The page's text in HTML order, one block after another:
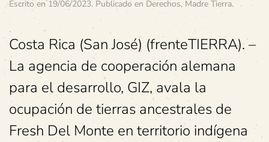
Escrito en19/06/2023. Publicado en Derechos, Madre Tierra.
Costa Rica (San José) (frenteTIERRA). –
La agencia de cooperación alemana
para el desarrollo, GIZ, avala la
ocupación de tierras ancestrales de
Fresh Del Monte en territorio indígena